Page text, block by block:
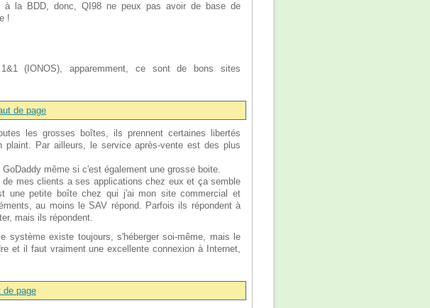
à la BDD, donc, QI98 ne peux pas avoir de base de
!
(IONOS), apparemment, ce sont de bons sites
de page
les grosses boîtes, ils prennent certaines libertés
plaint. Par ailleurs, le service après-vente est des plus
même si c'est également une grosse boite.
mes clients a ses applications chez eux et ça semble
une petite boîte chez qui j'ai mon site commercial et
au moins le SAV répond. Parfois ils répondent à
mais ils répondent.
système existe toujours, s'héberger soi-même, mais le
et il faut vraiment une excellente connexion à Internet,
de page